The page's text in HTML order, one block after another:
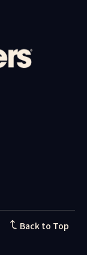
Back to Top